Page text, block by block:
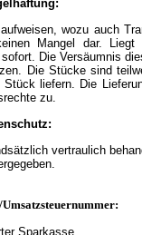
wozu auch
Mangel dar.
Die Versäumnis
Die Stücke sind
liefern. Die
zu.
vertraulich
Sparkasse